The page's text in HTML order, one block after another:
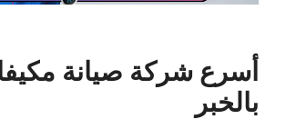
أسرع شركة صيانة
بالخبر